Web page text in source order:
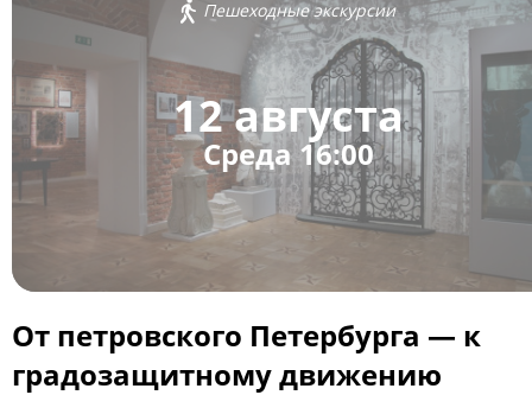
Пешеходные экскурсии
12 августа
Среда 16:00
От петровского Петербурга — к
градозащитному движению